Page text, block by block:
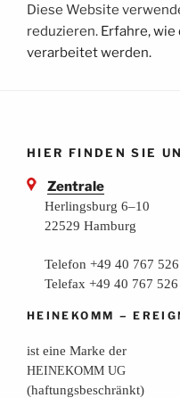
Diese Website
reduzieren. Erfahre,
verarbeitet werden.
HIER FINDEN SIE
Zentrale
Herlingsburg 6–10
22529 Hamburg
Telefon +49 40 767
Telefax +49 40 767
HEINEKOMM –
ist eine Mar­ke der
HEINEKOMM UG
(haf­tungs­be­schränkt)